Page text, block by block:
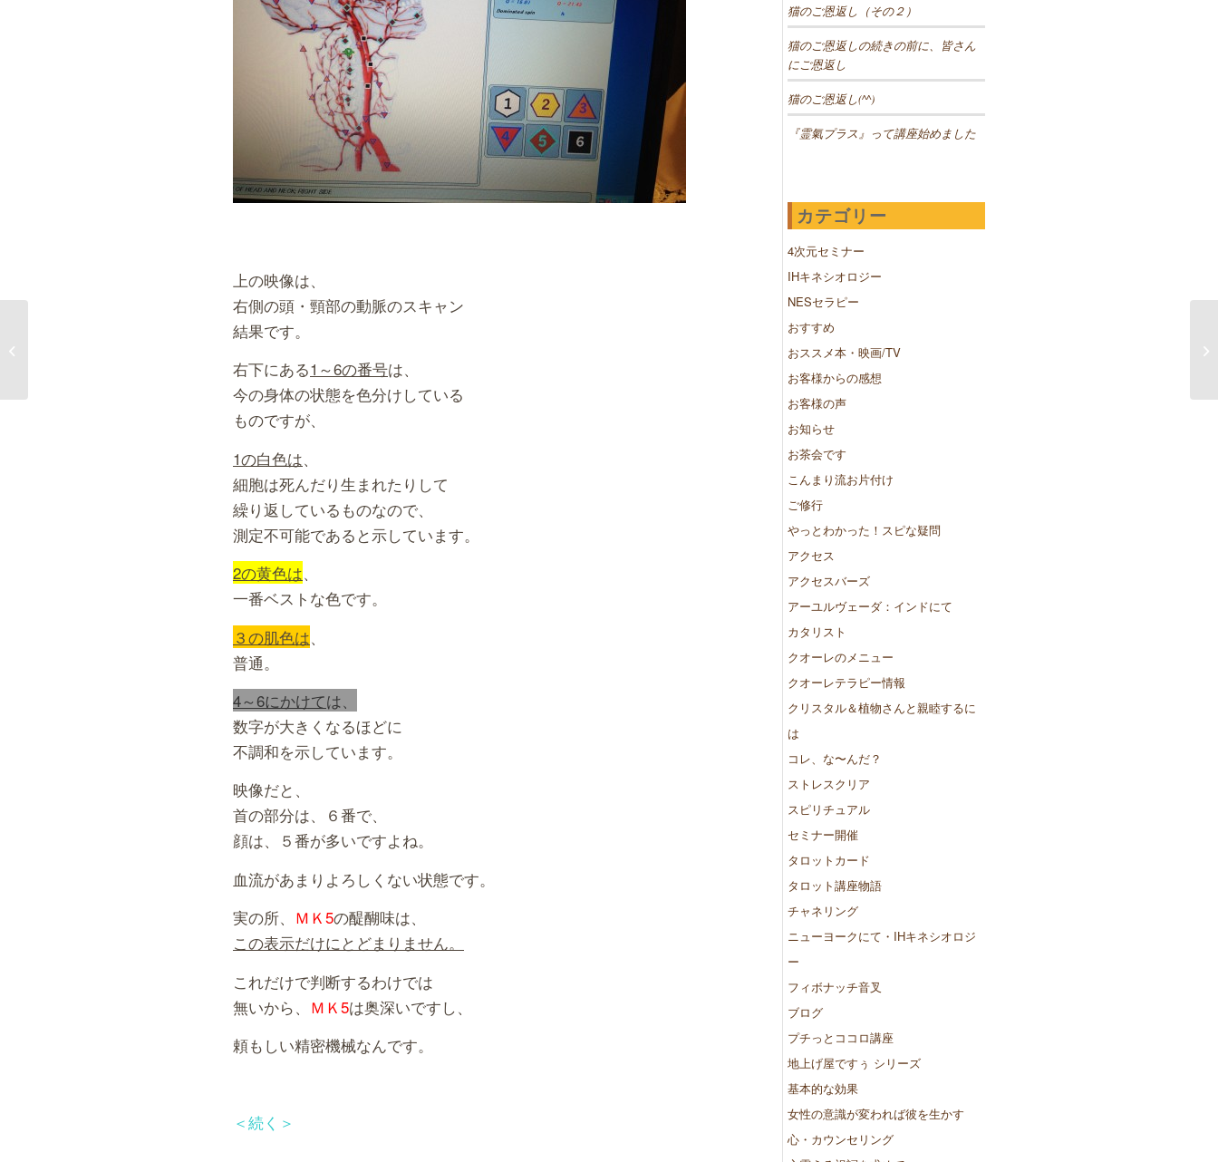
上の映像は、
右側の頭・頸部の動脈のスキャン
結果です。
右下にある1～6の番号は、
今の身体の状態を色分けしている
ものですが、
1の白色は、
細胞は死んだり生まれたりして
繰り返しているものなので、
測定不可能であると示しています。
2の黄色は、
一番ベストな色です。
３の肌色は、
普通。
4～6にかけては、
数字が大きくなるほどに
不調和を示しています。
映像だと、
首の部分は、６番で、
顔は、５番が多いですよね。
血流があまりよろしくない状態です。
実の所、 ＭＫ5の醍醐味は、
この表示だけにとどまりません。
これだけで判断するわけでは
無いから、 ＭＫ5は奥深いですし、
頼もしい精密機械なんです。
＜続く＞
猫のご恩返し（その２）
猫のご恩返しの続きの前に、皆さん
にご恩返し
猫のご恩返し(^^)
『霊氣プラス』って講座始めました
カテゴリー
4次元セミナー
IHキネシオロジー
NESセラピー
おすすめ
おススメ本・映画/TV
お客様からの感想
お客様の声
お知らせ
お茶会です
こんまり流お片付け
ご修行
やっとわかった！スピな疑問
アクセス
アクセスバーズ
アーユルヴェーダ：インドにて
カタリスト
クオーレのメニュー
クオーレテラピー情報
クリスタル＆植物さんと親睦するに
は
コレ、な〜んだ？
ストレスクリア
スピリチュアル
セミナー開催
タロットカード
タロット講座物語
チャネリング
ニューヨークにて・IHキネシオロジ
ー
フィボナッチ音叉
ブログ
プチっとココロ講座
地上げ屋ですぅ シリーズ
基本的な効果
女性の意識が変われば彼を生かす
心・カウンセリング